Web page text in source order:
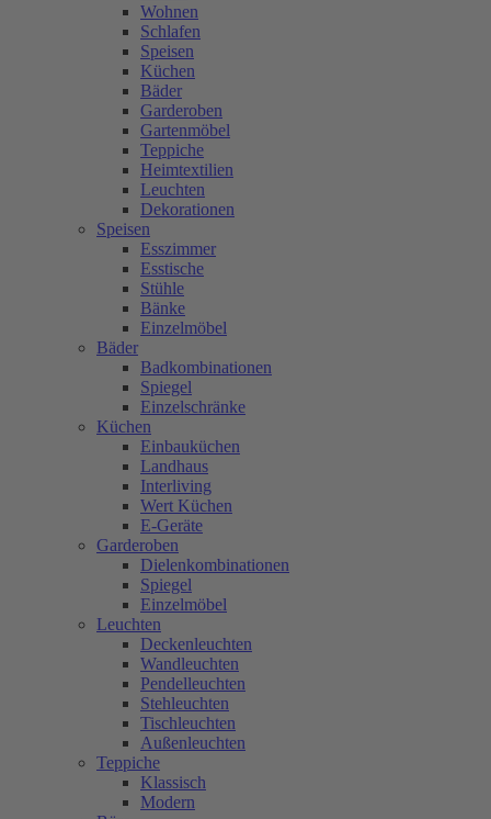
Wohnen
Schlafen
Speisen
Küchen
Bäder
Garderoben
Gartenmöbel
Teppiche
Heimtextilien
Leuchten
Dekorationen
Speisen
Esszimmer
Esstische
Stühle
Bänke
Einzelmöbel
Bäder
Badkombinationen
Spiegel
Einzelschränke
Küchen
Einbauküchen
Landhaus
Interliving
Wert Küchen
E-Geräte
Garderoben
Dielenkombinationen
Spiegel
Einzelmöbel
Leuchten
Deckenleuchten
Wandleuchten
Pendelleuchten
Stehleuchten
Tischleuchten
Außenleuchten
Teppiche
Klassisch
Modern